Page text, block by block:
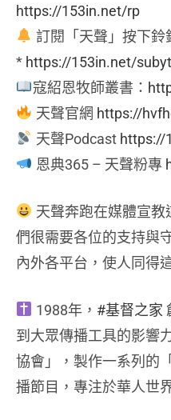
https://153in.net/rp
訂閱「天聲」按下鈴
* https://153in.net/subyt
寇紹恩牧師叢書：
天聲官網 https://
天聲Podcast https://
恩典365 – 天聲粉專
天聲奔跑在媒體宣
們很需要各位的支持與
內外各平台，使人同得
1988年， #基督之家
到大眾傳播工具的影響
協會」，製作一系列的
播節目，專注於華人世